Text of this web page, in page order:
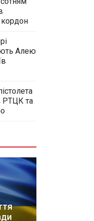
кордон
Алею
РТЦК та